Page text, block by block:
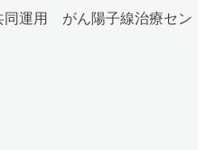
運用 がん陽子線治療セン